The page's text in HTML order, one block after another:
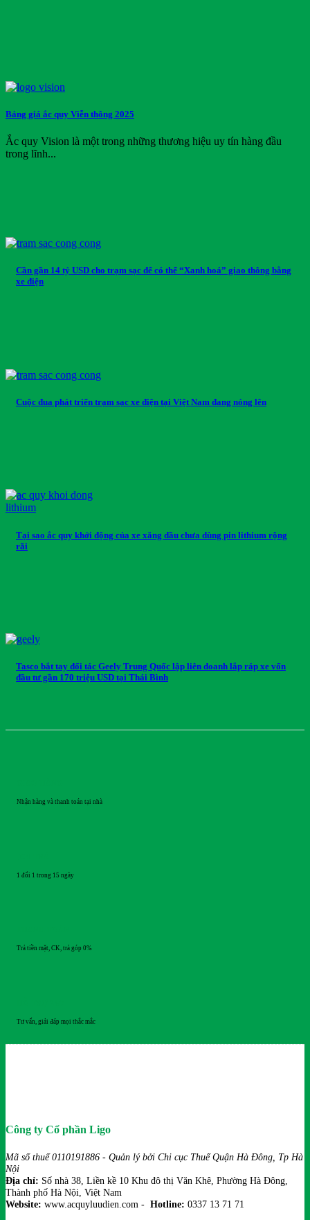
Bảng giá ắc quy Viễn thông 2025
Ắc quy Vision là một trong những thương hiệu uy tín hàng đầu
trong lĩnh...
Cần gần 14 tỷ USD cho trạm sạc để có thể “Xanh hoá” giao thông bằng
xe điện
Cuộc đua phát triển trạm sạc xe điện tại Việt Nam đang nóng lên
Tại sao ắc quy khởi động của xe xăng dầu chưa dùng pin lithium rộng
rãi
Tasco bắt tay đối tác Geely Trung Quốc lập liên doanh lắp ráp xe vốn
đầu tư gần 170 triệu USD tại Thái Bình
Nhận hàng và thanh toán tại nhà
1 đổi 1 trong 15 ngày
Trả tiền mặt, CK, trả góp 0%
Tư vấn, giải đáp mọi thắc mắc
Công ty Cổ phần Ligo
Mã số thuế 0110191886 - Quản lý bởi Chi cục Thuế Quận Hà Đông, Tp Hà
Nội
Địa chỉ: Số nhà 38, Liền kề 10 Khu đô thị Văn Khê, Phường Hà Đông,
Thành phố Hà Nội, Việt Nam
Website: www.acquyluudien.com - Hotline: 0337 13 71 71